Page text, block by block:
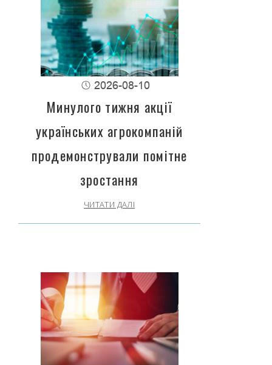
2026-08-10
Минулого тижня акції
українських агрокомпаній
продемонстрували помітне
зростання
ЧИТАТИ ДАЛІ